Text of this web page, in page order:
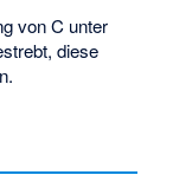
von C unter
diese